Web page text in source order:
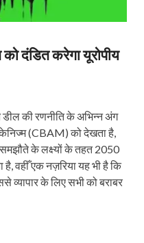
दंडित करेगा यूरोपीय
की रणनीति के अभिन्न अंग
(CBAM) को देखता है,
के लक्ष्यों के तहत 2050
है, वहीँ एक नज़रिया यह भी है कि
व्यापार के लिए सभी को बराबर